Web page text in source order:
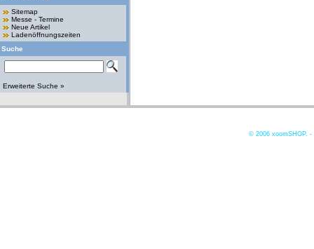
Sitemap
Messe - Termine
Neue Artikel
Ladenöffnungszeiten
Suche
Erweiterte Suche »
© 2006 xoomSHOP. -